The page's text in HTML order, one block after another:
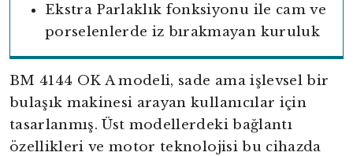
Ekstra Parlaklık fonksiyonu ile cam ve
porselenlerde iz bırakmayan kuruluk
BM 4144 OK A modeli, sade ama işlevsel bir
bulaşık makinesi arayan kullanıcılar için
tasarlanmış. Üst modellerdeki bağlantı
özellikleri ve motor teknolojisi bu cihazda